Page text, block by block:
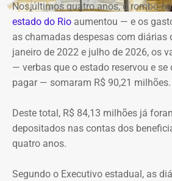
Nos últimos quatro anos, o rombo
estado do Rio aumentou — e os
as chamadas despesas com diárias
janeiro de 2022 e julho de 2026, os
— verbas que o estado reservou e se
pagar — somaram R$ 90,21 milhões.
Deste total, R$ 84,13 milhões já
depositados nas contas dos
quatro anos.
Segundo o Executivo estadual, as